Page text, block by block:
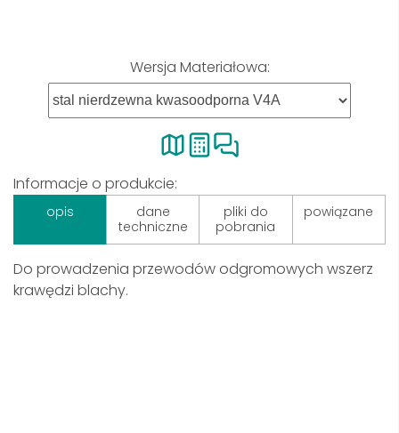
Wersja Materiałowa:
Informacje o produkcie:
opis
dane
techniczne
pliki do
pobrania
powiązane
Do prowadzenia przewodów odgromowych wszerz
krawędzi blachy.